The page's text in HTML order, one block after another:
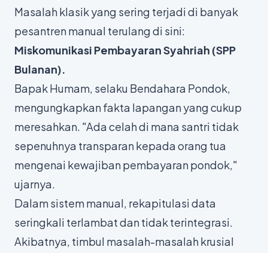
Masalah klasik yang sering terjadi di banyak
pesantren manual terulang di sini:
Miskomunikasi Pembayaran Syahriah (SPP
Bulanan).
Bapak Humam, selaku Bendahara Pondok,
mengungkapkan fakta lapangan yang cukup
meresahkan. "Ada celah di mana santri tidak
sepenuhnya transparan kepada orang tua
mengenai kewajiban pembayaran pondok,"
ujarnya.
Dalam sistem manual, rekapitulasi data
seringkali terlambat dan tidak terintegrasi.
Akibatnya, timbul masalah-masalah krusial